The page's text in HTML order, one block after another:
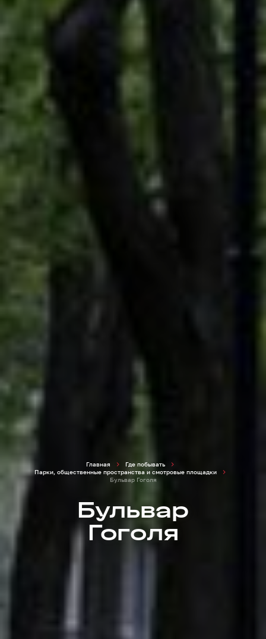
Главная
Где побывать
Парки, общественные пространства и смотровые площадки
Бульвар Гоголя
Бульвар
Гоголя